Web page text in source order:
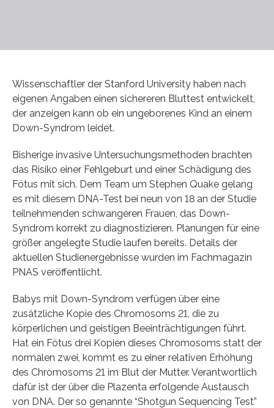
Wissenschaftler der Stanford University haben nach
eigenen Angaben einen sichereren Bluttest entwickelt,
der anzeigen kann ob ein ungeborenes Kind an einem
Down-Syndrom leidet.
Bisherige invasive Untersuchungsmethoden brachten
das Risiko einer Fehlgeburt und einer Schädigung des
Fötus mit sich. Dem Team um Stephen Quake gelang
es mit diesem DNA-Test bei neun von 18 an der Studie
teilnehmenden schwangeren Frauen, das Down-
Syndrom korrekt zu diagnostizieren. Planungen für eine
größer angelegte Studie laufen bereits. Details der
aktuellen Studienergebnisse wurden im Fachmagazin
PNAS veröffentlicht.
Babys mit Down-Syndrom verfügen über eine
zusätzliche Kopie des Chromosoms 21, die zu
körperlichen und geistigen Beeinträchtigungen führt.
Hat ein Fötus drei Kopien dieses Chromosoms statt der
normalen zwei, kommt es zu einer relativen Erhöhung
des Chromosoms 21 im Blut der Mutter. Verantwortlich
dafür ist der über die Plazenta erfolgende Austausch
von DNA. Der so genannte “Shotgun Sequencing Test”